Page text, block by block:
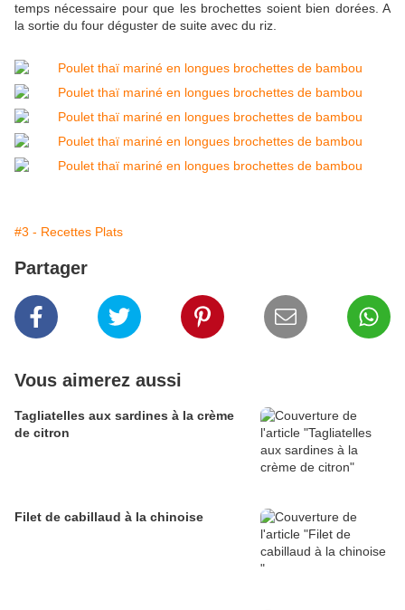
temps nécessaire pour que les brochettes soient bien dorées. A
la sortie du four déguster de suite avec du riz.
#3 - Recettes Plats
Partager
Vous aimerez aussi
Tagliatelles aux sardines à la crème
de citron
Filet de cabillaud à la chinoise